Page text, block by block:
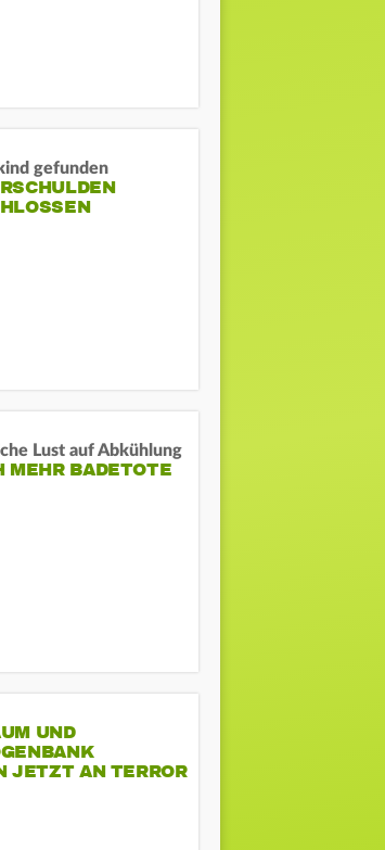
gefunden
Lust auf Abkühlung
MEHR BADETOTE
UND
JETZT AN TERROR